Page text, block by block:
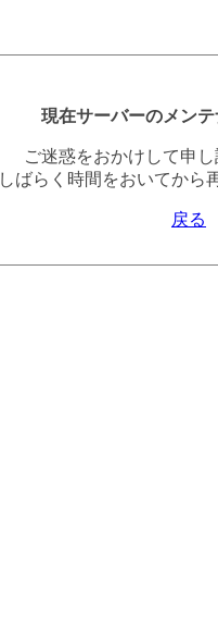
現在サーバーのメンテ
ご迷惑をおかけして申し
しばらく時間をおいてから
戻る